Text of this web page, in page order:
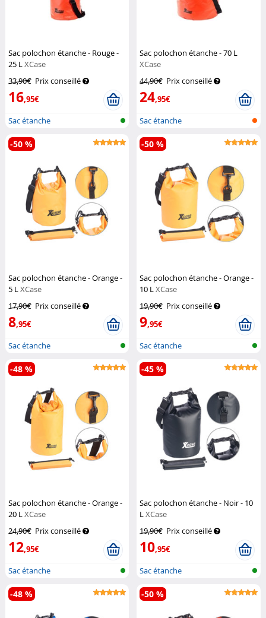
Sac polochon étanche - Rouge -
25 LXCase
33,90€ Prix conseillé
16,95€
Sac étanche
Sac polochon étanche - 70 L
XCase
44,90€ Prix conseillé
24,95€
Sac étanche
Sac polochon étanche - Orange -
5 LXCase
17,90€ Prix conseillé
8,95€
-50 %
Sac étanche
Sac polochon étanche - Orange -
10 LXCase
19,90€ Prix conseillé
9,95€
-50 %
Sac étanche
Sac polochon étanche - Orange -
20 LXCase
24,90€ Prix conseillé
12,95€
-48 %
Sac étanche
Sac polochon étanche - Noir - 10
LXCase
19,90€ Prix conseillé
10,95€
-45 %
Sac étanche
-48 % -50 %